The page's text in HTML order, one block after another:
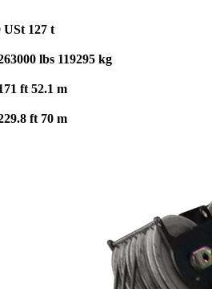
USt 127 t
lbs 119295 kg
ft 52.1 m
ft 70 m